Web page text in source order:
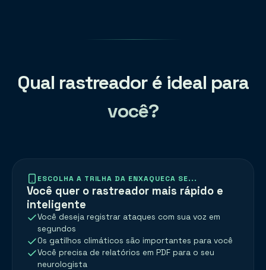
Qual rastreador é ideal para
você?
ESCOLHA A TRILHA DA ENXAQUECA SE...
Você quer o rastreador mais rápido e
inteligente
Você deseja registrar ataques com sua voz em
segundos
Os gatilhos climáticos são importantes para você
Você precisa de relatórios em PDF para o seu
neurologista